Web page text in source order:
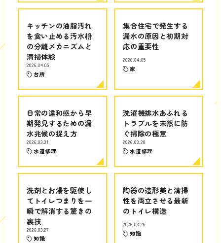
キッチンの油脂汚れ
を食い止める汚水枡
の分離メカニズムと
清掃体験
2026.04.05
台所
集合住宅で発生する
漏水の原因と初期対
応の重要性
2026.04.05
家
日常の違和感から早
期発見するための漏
水兆候の捉え方
2026.03.31
水道修理
洗濯機排水あふれる
トラブルを未然に防
ぐ掃除の極意
2026.03.28
水道修理
洗剤とお湯を駆使し
てトイレつまりを一
瞬で解消する驚きの
裏技
2026.03.27
知識
陶器の造形美と清掃
性を両立させる最新
のトイレ構造
2026.03.26
知識